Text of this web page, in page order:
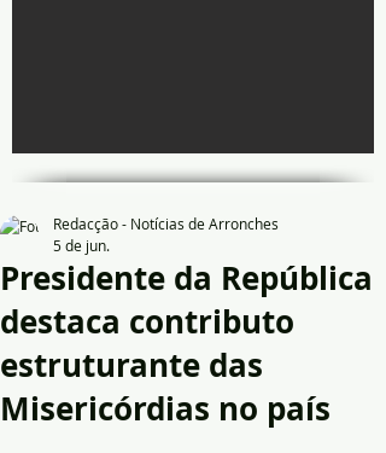
Presidente da República
destaca contributo
estruturante das
Misericórdias no país
Redacção - Notícias de Arronches
5 de jun.